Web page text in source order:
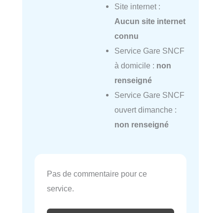
Site internet :
Aucun site internet
connu
Service Gare SNCF
à domicile : non
renseigné
Service Gare SNCF
ouvert dimanche :
non renseigné
Pas de commentaire pour ce
service.